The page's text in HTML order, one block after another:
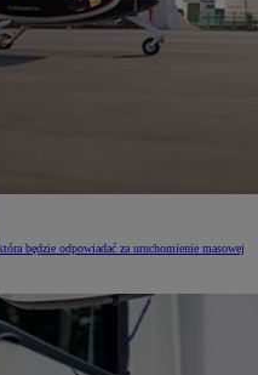
będzie odpowiadać za uruchomienie masowej